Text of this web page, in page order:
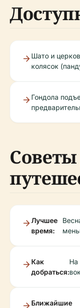
Шато и
колясок
Гондола
Лучшее
время:
Как
добраться:
На
Ближайшие